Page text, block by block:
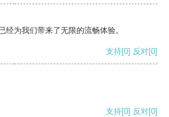
经为我们带来了无限的流畅体验。
支持[0] 反对[0]
支持[0] 反对[0]